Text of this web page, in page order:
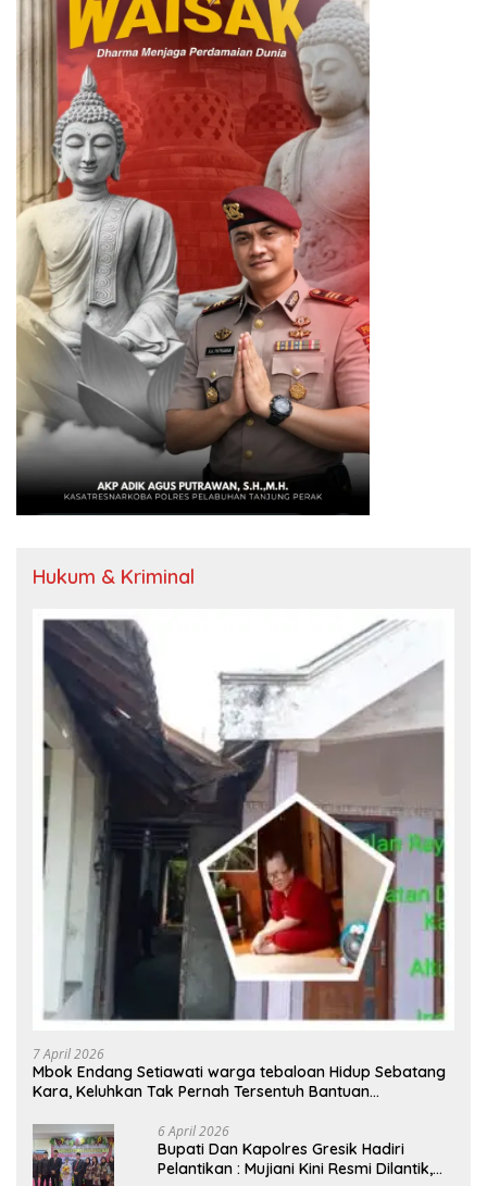
Hukum & Kriminal
7 April 2026
Mbok Endang Setiawati warga tebaloan Hidup Sebatang
Kara, Keluhkan Tak Pernah Tersentuh Bantuan
6 April 2026
​Bupati Dan Kapolres Gresik Hadiri
Pelantikan : Mujiani Kini Resmi Dilantik,